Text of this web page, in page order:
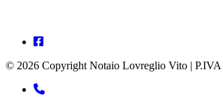
© 2026 Copyright Notaio Lovreglio Vito | P.IVA